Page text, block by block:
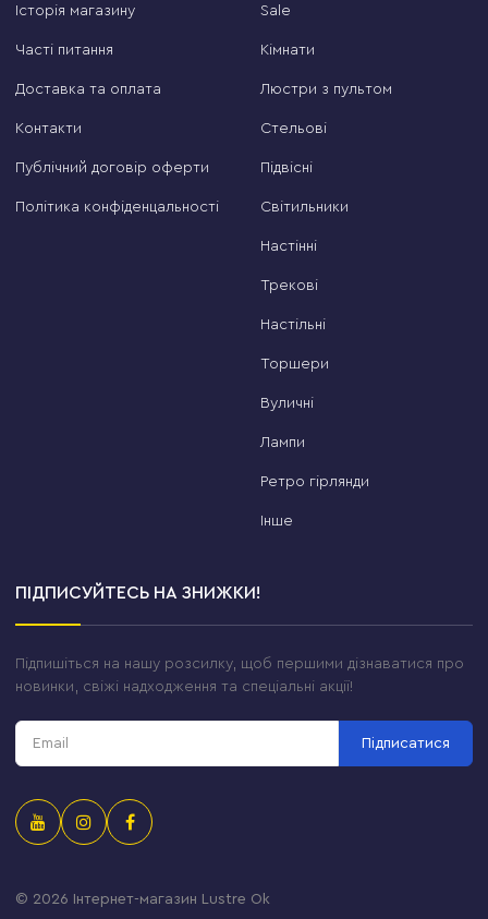
Історія магазину
Часті питання
Доставка та оплата
Контакти
Публічний договір оферти
Політика конфіденцальності
Sale
Кімнати
Люстри з пультом
Стельові
Підвісні
Світильники
Настінні
Трекові
Настільні
Торшери
Вуличні
Лампи
Ретро гірлянди
Інше
ПІДПИСУЙТЕСЬ НА ЗНИЖКИ!
Підпишіться на нашу розсилку, щоб першими дізнаватися про
новинки, свіжі надходження та спеціальні акції!
Підписатися
© 2026 Інтернет-магазин Lustre Ok